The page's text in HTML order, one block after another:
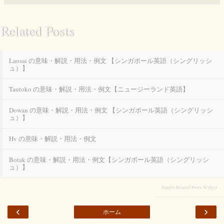
Related Posts
Laosai の意味・解説・用法・例文 【シンガポール英語（シングリッシ
ュ）】
Tautoko の意味・解説・用法・例文【ニュージーランド英語】
Dowan の意味・解説・用法・例文 【シンガポール英語（シングリッシ
ュ）】
Hv の意味・解説・用法・例文
Botak の意味・解説・用法・例文【シンガポール英語（シングリッシ
ュ）】
Simple Related Posts Widget
‹ ›
ホーム